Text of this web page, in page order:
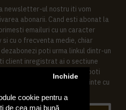
cookie pentru a
de cea mai bună
Inchide
newsletter-ul nostru iti vom
abonarii. Cand esti abonat la
emailuri cu un caracter
cu o frecventa medie, chiar
poti urma linkul dintr-un
client inregistrat ai o sectiune
scop, si de asemenea ne poti
orice intrebari sau cerinte cu